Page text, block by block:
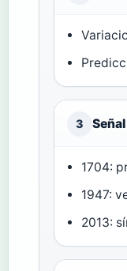
3
1704:
1947:
2013: